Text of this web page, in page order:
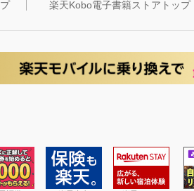
楽天Kobo電子書籍ストアトップ